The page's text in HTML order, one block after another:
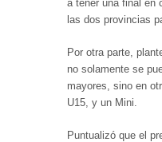
a tener una final en
las dos provincias
Por otra parte,
no solamente se
mayores, sino en
U15, y un Mini.
Puntualizó que el